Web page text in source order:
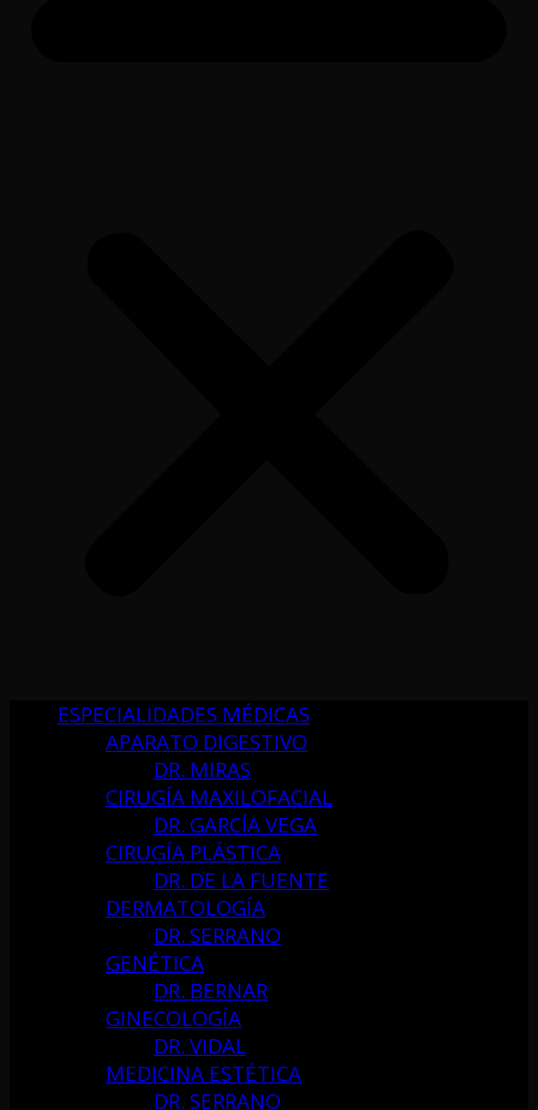
ESPECIALIDADES MÉDICAS
APARATO DIGESTIVO
DR. MIRAS
CIRUGÍA MAXILOFACIAL
DR. GARCÍA VEGA
CIRUGÍA PLÁSTICA
DR. DE LA FUENTE
DERMATOLOGÍA
DR. SERRANO
GENÉTICA
DR. BERNAR
GINECOLOGÍA
DR. VIDAL
MEDICINA ESTÉTICA
DR. SERRANO